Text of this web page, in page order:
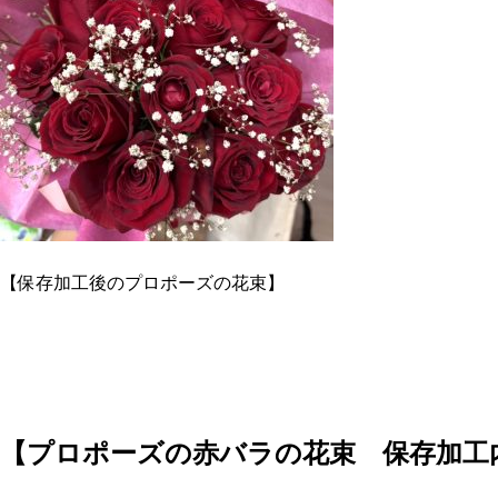
【保存加工後のプロポーズの花束】
【プロポーズの赤バラの花束保存加工